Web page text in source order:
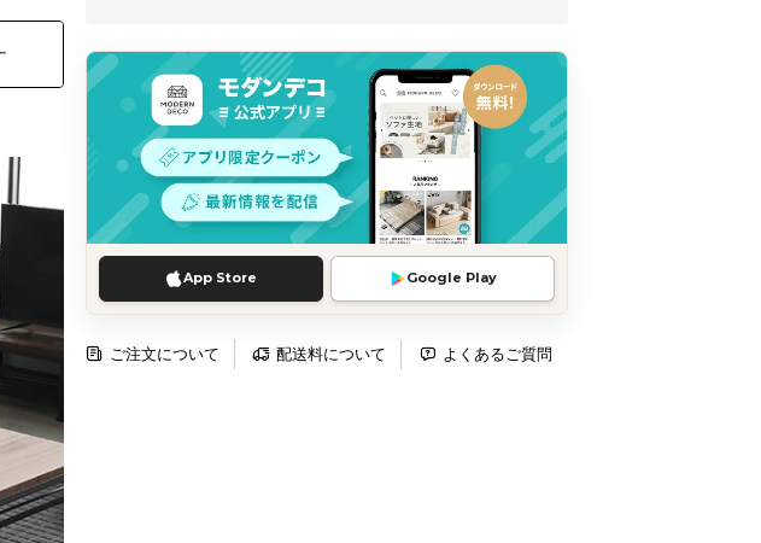
App Store Google Play
ご注文について 配送料について よくあるご質問